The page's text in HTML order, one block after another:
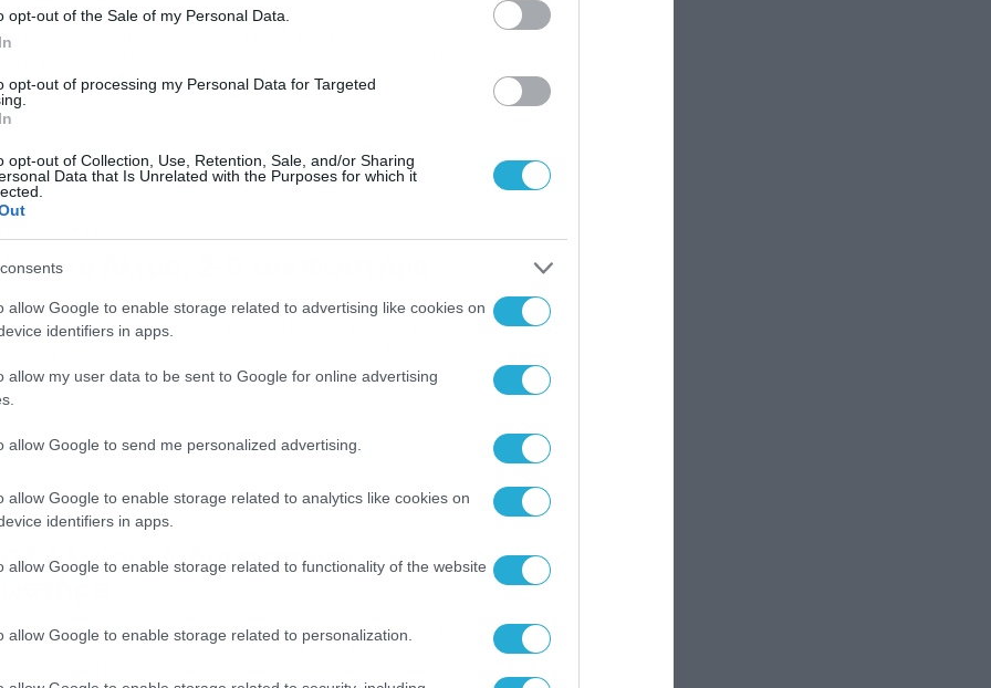
opt-out of the Sale of my Personal Data.
opt-out of processing my Personal Data for Targeted
opt-out of Collection, Use, Retention, Sale, and/or Sharing
Data that Is Unrelated with the Purposes for which it
allow Google to enable storage related to advertising like cookies on
identifiers in apps.
allow my user data to be sent to Google for online advertising
allow Google to send me personalized advertising.
allow Google to enable storage related to analytics like cookies on
identifiers in apps.
allow Google to enable storage related to functionality of the website
allow Google to enable storage related to personalization.
της σεζόν έκαναν την Μ. Δευτέρα (6/4) ο Πέτρος
και οι παίκτες του. Ο Πέτρος Δημητρίου δεν
ωστόσο τα ελαφρυντικά δεν είναι… αμελητέα κι έχουν να
τόσο με το συνολικό στήσιμο από το ξεκίνημα της σεζόν,
και από την αντιμετώπιση […]
για Άλιμο, 2-0 τον Φωστήρα
νίκη με 2-0 πήρε ο Άλιμος από τον Φωστήρα. Οι γηπεδούχοι
21 βαθμούς σε αντίθεση με τον Ηρακλή Ψαχνών που είναι η
τις υποχρεώσεις τους, αλλά το γεγονός ότι ο
θα παίξει την τελευταία αγωνιστική με την ΑΕΚ στο ΟΑΚΑ,
2015 01:33
Αλίμου: Δίδυμο απόντων με
υπηρεσίες των Νικολόπουλου και Καλαϊτζίδη θα στερηθεί ο
Δημητρίου στο κυριακάτικο (29/3) εντός έδρας ματς με